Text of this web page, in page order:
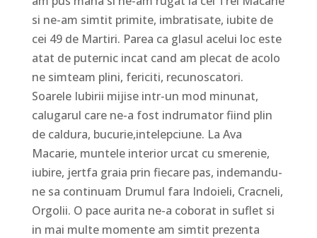
si ne-am simtit primite, imbratisate, iubite de
cei 49 de Martiri. Parea ca glasul acelui loc este
atat de puternic incat cand am plecat de acolo
ne simteam plini, fericiti, recunoscatori.
Soarele Iubirii mijise intr-un mod minunat,
calugarul care ne-a fost indrumator fiind plin
de caldura, bucurie,intelepciune. La Ava
Macarie, muntele interior urcat cu smerenie,
iubire, jertfa graia prin fiecare pas, indemandu-
ne sa continuam Drumul fara Indoieli, Cracneli,
Orgolii. O pace aurita ne-a coborat in suflet si
in mai multe momente am simtit prezenta